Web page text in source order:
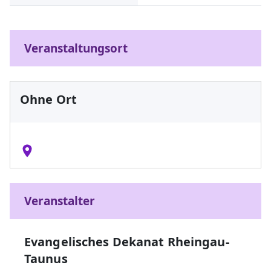
Veranstaltungsort
Ohne Ort
Veranstalter
Evangelisches Dekanat Rheingau-
Taunus